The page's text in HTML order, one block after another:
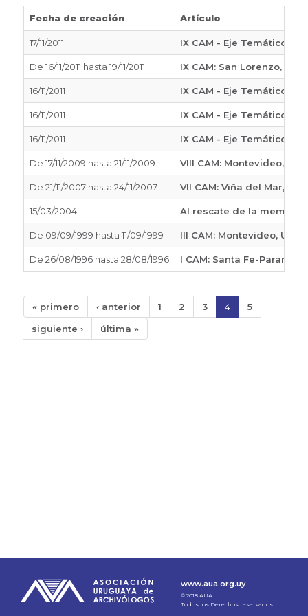
Fecha de creación Artículo
17/11/2011 IX CAM - Eje Temático 6.
De16/11/2011 hasta19/11/2011 IX CAM: San Lorenzo,
16/11/2011 IX CAM - Eje Temático 1.
16/11/2011 IX CAM - Eje Temático 2.
16/11/2011 IX CAM - Eje Temático 3.
De17/11/2009 hasta21/11/2009 VIII CAM: Montevideo,
De21/11/2007 hasta24/11/2007 VII CAM: Viña del Mar,
15/03/2004 Al rescate de la memoria
De 09/09/1999 hasta11/09/1999 III CAM: Montevideo,
De26/08/1996 hasta28/08/1996 I CAM: Santa Fe-Paraná,
« primero ‹ anterior 1 2 3 4
5
siguiente ›
última »
www.aua.org.uy
© 2018 AUA
Todos los Derechos reservados.